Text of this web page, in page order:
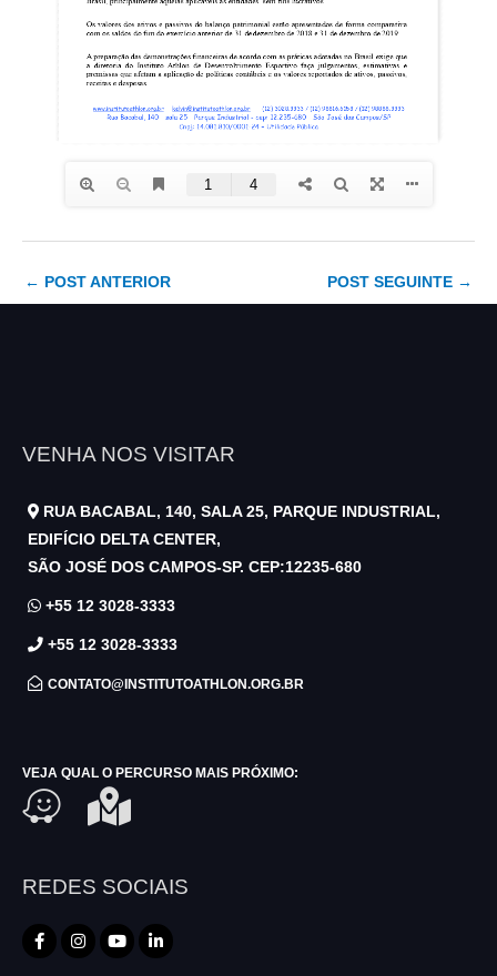
← POST ANTERIOR POST SEGUINTE →
VENHA NOS VISITAR
RUA BACABAL, 140, SALA 25, PARQUE INDUSTRIAL,
EDIFÍCIO DELTA CENTER,
SÃO JOSÉ DOS CAMPOS-SP. CEP:12235-680
+55 12 3028-3333
+55 12 3028-3333
CONTATO@INSTITUTOATHLON.ORG.BR
VEJA QUAL O PERCURSO MAIS PRÓXIMO:
REDES SOCIAIS